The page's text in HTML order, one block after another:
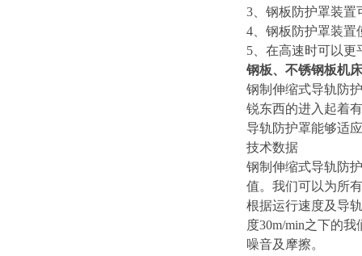
3 、钢板防护罩装
4 、钢板防护罩装
5 、在高速时可以
钢板、不锈钢板机
钢制伸缩式导轨防
锐东西的进入起着
导轨防护罩能够适
技术数据
钢制伸缩式导轨防
值。我们可以为所
根据运行速度及导
度30m/min之下的
噪音及摩擦。